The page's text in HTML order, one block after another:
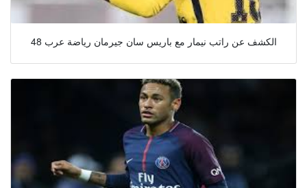
الكشف عن راتب نيمار مع باريس سان جيرمان رياضة عرب 48